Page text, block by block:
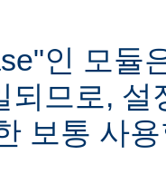
인 모듈
되므로,
보통 사